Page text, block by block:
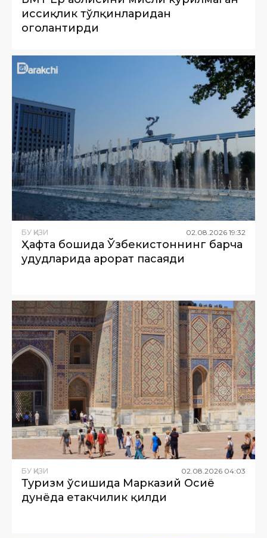
иссиқлик тўлқинларидан
огоҳлантирди
БУ ҚИЗИҚ 02 08 2026 19:32
Ҳафта бошида Ўзбекистоннинг барча
ҳудудларида ҳарорат пасаяди
БУ ҚИЗИҚ 02 08 2026 04:03
Туризм ўсишида Марказий Осиё
дунёда етакчилик қилди